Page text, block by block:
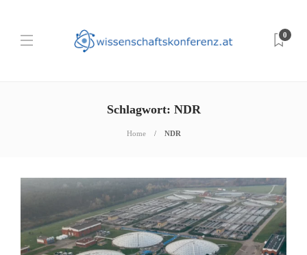
0
Schlagwort: NDR
Home NDR